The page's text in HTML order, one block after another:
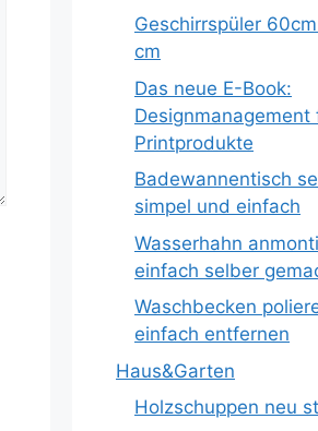
Geschirrspüler
cm
Das neue E-Book:
Designmanagement
Printprodukte
Badewannentisch
simpel und einfach
Wasserhahn
einfach selber
Waschbecken
einfach entfernen
Haus&Garten
Holzschuppen neu